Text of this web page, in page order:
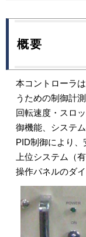
概要
本コントローラ
うための制御計
回転速度・スロ
御機能、システ
PID制御により、
上位システム（
操作パネルのダ